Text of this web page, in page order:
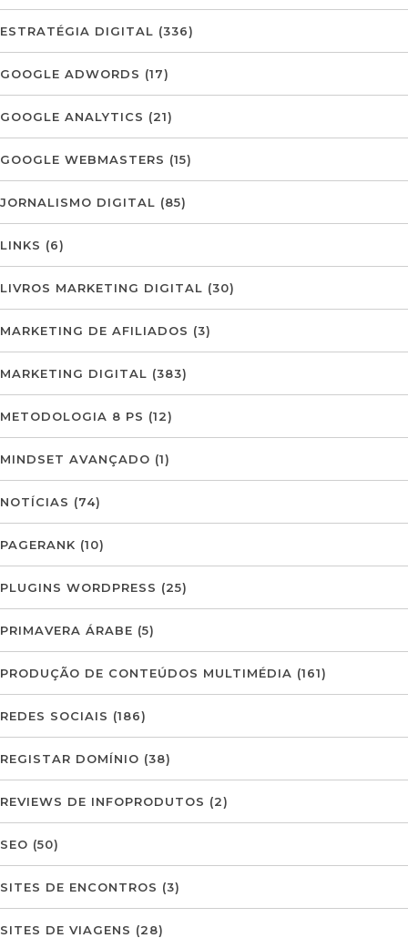
ESTRATÉGIA DIGITAL (336)
GOOGLE ADWORDS (17)
GOOGLE ANALYTICS (21)
GOOGLE WEBMASTERS (15)
JORNALISMO DIGITAL (85)
LINKS (6)
LIVROS MARKETING DIGITAL (30)
MARKETING DE AFILIADOS (3)
MARKETING DIGITAL (383)
METODOLOGIA 8 PS (12)
MINDSET AVANÇADO (1)
NOTÍCIAS (74)
PAGERANK (10)
PLUGINS WORDPRESS (25)
PRIMAVERA ÁRABE (5)
PRODUÇÃO DE CONTEÚDOS MULTIMÉDIA (161)
REDES SOCIAIS (186)
REGISTAR DOMÍNIO (38)
REVIEWS DE INFOPRODUTOS (2)
SEO (50)
SITES DE ENCONTROS (3)
SITES DE VIAGENS (28)